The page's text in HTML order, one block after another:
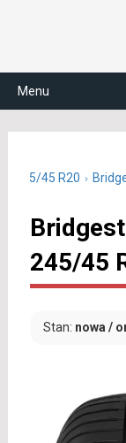
Menu
245/45 R20
245/45
Stan: nowa /